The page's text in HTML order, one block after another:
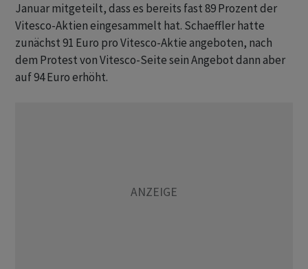
Januar mitgeteilt, dass es bereits fast 89 Prozent der
Vitesco-Aktien eingesammelt hat. Schaeffler hatte
zunächst 91 Euro pro Vitesco-Aktie angeboten, nach
dem Protest von Vitesco-Seite sein Angebot dann aber
auf 94 Euro erhöht.